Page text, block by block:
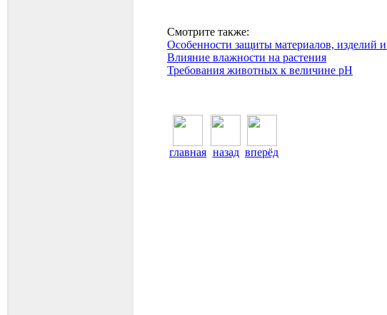
Смотрите также:
Особенности защиты материалов, изделий
Влияние влажности на растения
Требования животных к величине рН
главная назад вперёд